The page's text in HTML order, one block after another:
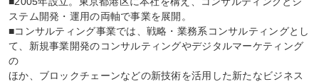
ステム開発・運用の両軸で事業を展開。
■コンサルティング事業では、戦略・業務系コンサルティングとし
て、新規事業開発のコンサルティングやデジタルマーケティング
の
ほか、ブロックチェーンなどの新技術を活用した新たなビジネス